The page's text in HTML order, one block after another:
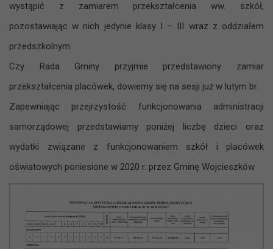
wystąpić z zamiarem przekształcenia ww. szkół,
pozostawiając w nich jedynie klasy I – III wraz z oddziałem
przedszkolnym.
Czy Rada Gminy przyjmie przedstawiony zamiar
przekształcenia placówek, dowiemy się na sesji już w lutym br.
Zapewniając przejrzystość funkcjonowania administracji
samorządowej przedstawiamy poniżej liczbę dzieci oraz
wydatki związane z funkcjonowaniem szkół i placówek
oświatowych poniesione w 2020 r. przez Gminę Wojcieszków